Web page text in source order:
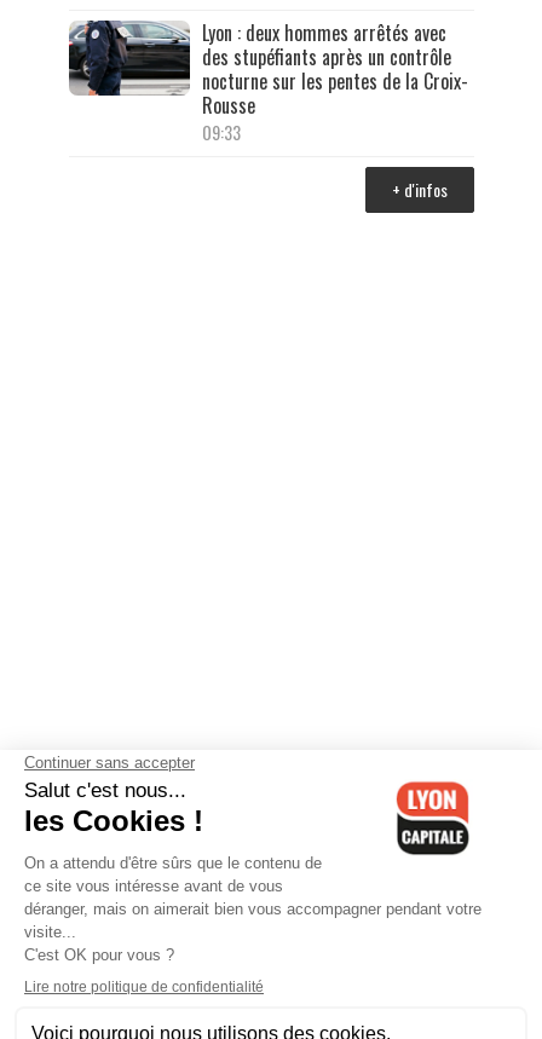
Lyon : deux hommes arrêtés avec
des stupéfiants après un contrôle
nocturne sur les pentes de la Croix-
Rousse
09:33
+ d'infos